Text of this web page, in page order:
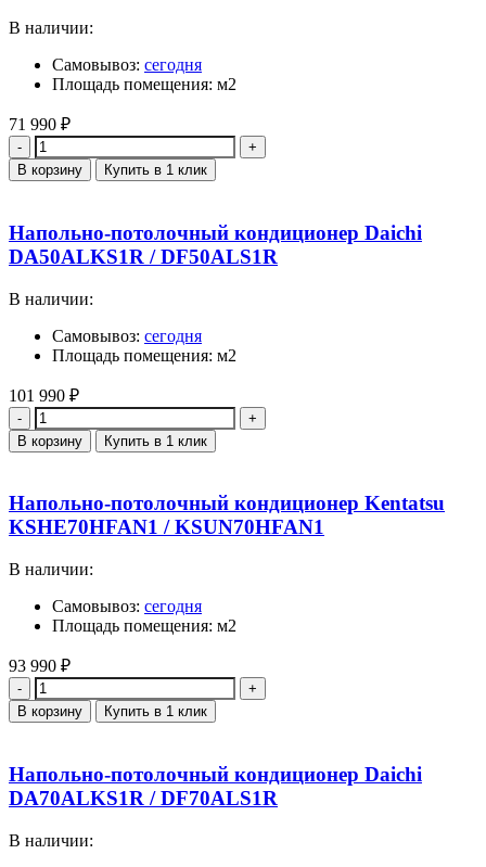
В наличии:
Самовывоз: сегодня
Площадь помещения: м2
71 990 ₽
Количество
В корзину Купить в 1 клик
Напольно-потолочный кондиционер Daichi
DA50ALKS1R / DF50ALS1R
В наличии:
Самовывоз: сегодня
Площадь помещения: м2
101 990 ₽
Количество
В корзину Купить в 1 клик
Напольно-потолочный кондиционер Kentatsu
KSHE70HFAN1 / KSUN70HFAN1
В наличии:
Самовывоз: сегодня
Площадь помещения: м2
93 990 ₽
Количество
В корзину Купить в 1 клик
Напольно-потолочный кондиционер Daichi
DA70ALKS1R / DF70ALS1R
В наличии: